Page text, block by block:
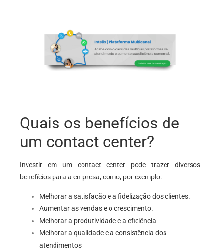
Quais os benefícios de
um contact center?
Investir em um contact center pode trazer diversos
benefícios para a empresa, como, por exemplo:
Melhorar a satisfação e a fidelização dos clientes.
Aumentar as vendas e o crescimento.
Melhorar a produtividade e a eficiência
Melhorar a qualidade e a consistência dos
atendimentos